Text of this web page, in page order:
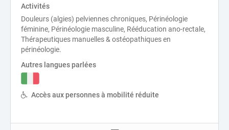
Activités
Douleurs (algies) pelviennes chroniques, Périnéologie
féminine, Périnéologie masculine, Rééducation ano-rectale,
Thérapeutiques manuelles & ostéopathiques en
périnéologie.
Autres langues parlées
Accès aux personnes à mobilité réduite